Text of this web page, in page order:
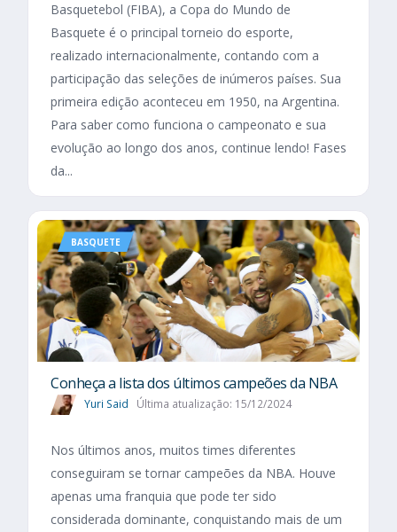
Basquetebol (FIBA), a Copa do Mundo de
Basquete é o principal torneio do esporte,
realizado internacionalmente, contando com a
participação das seleções de inúmeros países. Sua
primeira edição aconteceu em 1950, na Argentina.
Para saber como funciona o campeonato e sua
evolução ao longo dos anos, continue lendo! Fases
da...
BASQUETE
Conheça a lista dos últimos campeões da NBA
Yuri Said Última atualização: 15/12/2024
Nos últimos anos, muitos times diferentes
conseguiram se tornar campeões da NBA. Houve
apenas uma franquia que pode ter sido
considerada dominante, conquistando mais de um